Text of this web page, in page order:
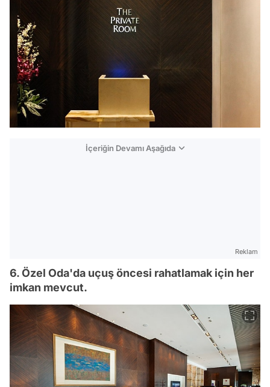
İçeriğin Devamı Aşağıda
Reklam
6. Özel Oda'da uçuş öncesi rahatlamak için her
imkan mevcut.